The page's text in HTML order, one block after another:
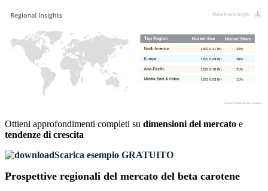
11%
USD 0.03 Bn
31%
USD 0.10 Bn
26%
USD 0.09 Bn
32%
USD 0.11 Bn
Ottieni approfondimenti completi su dimensioni del mercato e
tendenze di crescita
Scarica esempio GRATUITO
Prospettive regionali del mercato del beta carotene